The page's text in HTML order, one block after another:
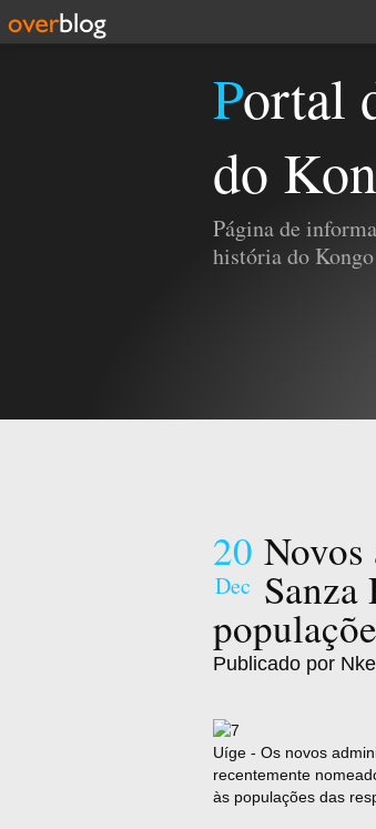
Portal da Damba e da História
do
Página de
história do Kongo
20
Dec Sanza
Publicado por
Uíge - Os novos
recentemente
às populações das